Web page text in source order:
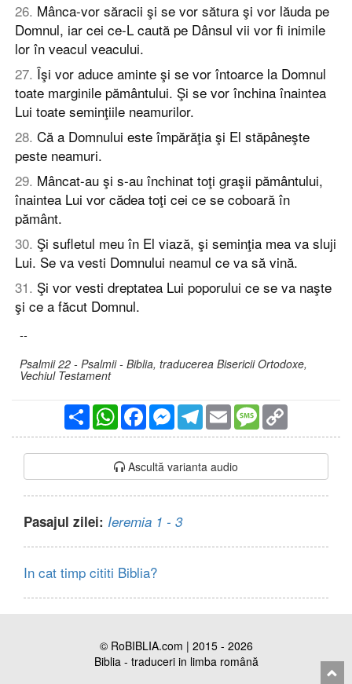
26. Mânca-vor săracii şi se vor sătura şi vor lăuda pe
Domnul, iar cei ce-L caută pe Dânsul vii vor fi inimile
lor în veacul veacului.
27. Îşi vor aduce aminte şi se vor întoarce la Domnul
toate marginile pământului. Şi se vor închina înaintea
Lui toate seminţiile neamurilor.
28. Că a Domnului este împărăţia şi El stăpâneşte
peste neamuri.
29. Mâncat-au şi s-au închinat toţi graşii pământului,
înaintea Lui vor cădea toţi cei ce se coboară în
pământ.
30. Şi sufletul meu în El viază, şi seminţia mea va sluji
Lui. Se va vesti Domnului neamul ce va să vină.
31. Şi vor vesti dreptatea Lui poporului ce se va naşte
şi ce a făcut Domnul.
--
Psalmii 22 - Psalmii - Biblia, traducerea Bisericii Ortodoxe,
Vechiul Testament
PartajareWhatsAppFacebookMessengerTelegram
Email Message
Ascultă varianta audio
Pasajul zilei: Ieremia 1 - 3
In cat timp cititi Biblia?
© RoBIBLIA.com | 2015 - 2026
Biblia - traduceri in limba română